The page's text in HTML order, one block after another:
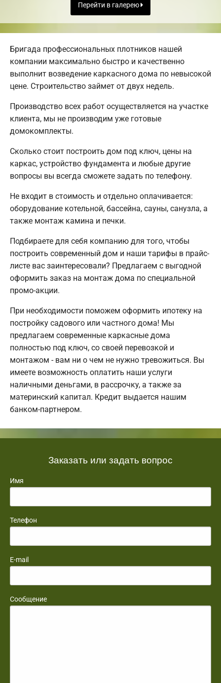
Перейти в галерею
Бригада профессиональных плотников нашей
компании максимально быстро и качественно
выполнит возведение каркасного дома по невысокой
цене. Строительство займет от двух недель.
Производство всех работ осуществляется на участке
клиента, мы не производим уже готовые
домокомплекты.
Сколько стоит построить дом под ключ, цены на
каркас, устройство фундамента и любые другие
вопросы вы всегда сможете задать по телефону.
Не входит в стоимость и отдельно оплачивается:
оборудование котельной, бассейна, сауны, санузла, а
также монтаж камина и печки.
Подбираете для себя компанию для того, чтобы
построить современный дом и наши тарифы в прайс-
листе вас заинтересовали? Предлагаем с выгодной
оформить заказ на монтаж дома по специальной
промо-акции.
При необходимости поможем оформить ипотеку на
постройку садового или частного дома! Мы
предлагаем современные каркасные дома
полностью под ключ, со своей перевозкой и
монтажом - вам ни о чем не нужно тревожиться. Вы
имеете возможность оплатить наши услуги
наличными деньгами, в рассрочку, а также за
материнский капитал. Кредит выдается нашим
банком-партнером.
Заказать или задать вопрос
Имя
Телефон
E-mail
Сообщение